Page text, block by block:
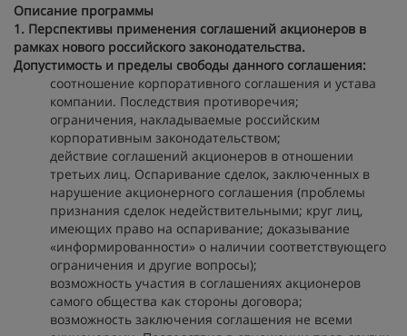
Описание программы
1. Перспективы применения соглашений акционеров в
рамках нового российского законодательства.
Допустимость и пределы свободы данного соглашения:
соотношение корпоративного соглашения и устава
компании. Последствия противоречия;
ограничения, накладываемые российским
корпоративным законодательством;
действие соглашений акционеров в отношении
третьих лиц. Оспаривание сделок, заключенных в
нарушение акционерного соглашения (проблемы
признания сделок недействительными; круг лиц,
имеющих право на оспаривание; доказывание
«информированности» о наличии соответствующего
ограничения и другие вопросы);
возможность участия в соглашениях акционеров
самого общества как стороны договора;
возможность заключения соглашения не всеми